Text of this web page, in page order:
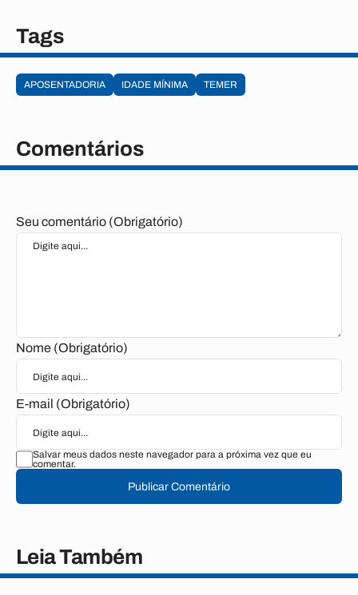
Tags
APOSENTADORIA IDADE MÍNIMA TEMER
Comentários
Seu comentário (Obrigatório)
Nome (Obrigatório)
E-mail (Obrigatório)
Salvar meus dados neste navegador para a próxima vez que eu
comentar.
Publicar Comentário
Leia Também